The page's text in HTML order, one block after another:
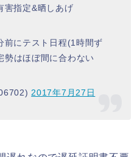
指定&晒しあげ
前にテスト日程(1時間ず
勢はほぼ間に合わない
2017年7月27日